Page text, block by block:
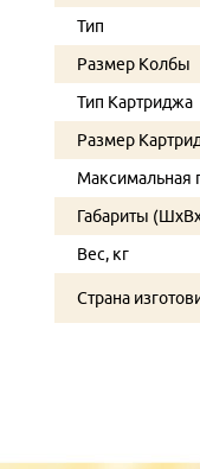
Тип
Размер Колбы
Тип Картриджа
Размер
Максимальная
Габариты
Вес, кг
Страна